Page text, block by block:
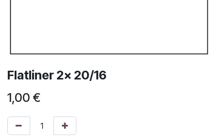
Flatliner 2x 20/16
1,00 €